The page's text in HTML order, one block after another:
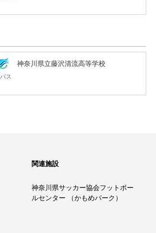
神奈川県立藤沢清流高等学校
ス
関連施設
神奈川県サッカー協会フットボー
ルセンター （かもめパーク）